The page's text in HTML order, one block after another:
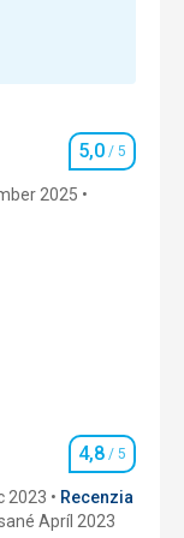
Hodnotenie
5,0 / 5
2025
5,0/ 5
5,0/ 5
Hodnotenie
4,8 / 5
2023
Recenzia
Apríl 2023